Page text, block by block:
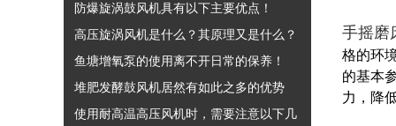
防爆旋涡鼓风机具有以下主要优点！
高压旋涡风机是什么？其原理又是什么？
鱼塘增氧泵的使用离不开日常的保养！
堆肥发酵鼓风机居然有如此之多的优势
使用耐高温高压风机时，需要注意以下几
手摇磨
格的环
的基本
力，降